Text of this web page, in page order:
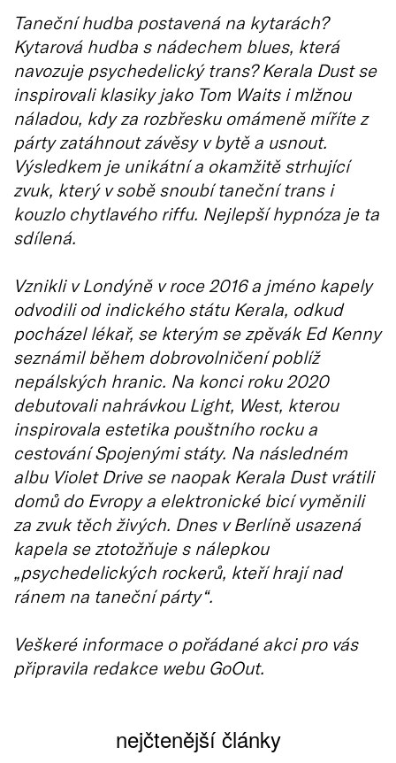
Taneční hudba postavená na kytarách?
Kytarová hudba s nádechem blues, která
navozuje psychedelický trans? Kerala Dust se
inspirovali klasiky jako Tom Waits i mlžnou
náladou, kdy za rozbřesku omámeně míříte z
párty zatáhnout závěsy v bytě a usnout.
Výsledkem je unikátní a okamžitě strhující
zvuk, který v sobě snoubí taneční trans i
kouzlo chytlavého riffu. Nejlepší hypnóza je ta
sdílená.
Vznikli v Londýně v roce 2016 a jméno kapely
odvodili od indického státu Kerala, odkud
pocházel lékař, se kterým se zpěvák Ed Kenny
seznámil během dobrovolničení poblíž
nepálských hranic. Na konci roku 2020
debutovali nahrávkou Light, West, kterou
inspirovala estetika pouštního rocku a
cestování Spojenými státy. Na následném
albu Violet Drive se naopak Kerala Dust vrátili
domů do Evropy a elektronické bicí vyměnili
za zvuk těch živých. Dnes v Berlíně usazená
kapela se ztotožňuje s nálepkou
„psychedelických rockerů, kteří hrají nad
ránem na taneční párty“.
Veškeré informace o pořádané akci pro vás
připravila redakce webu GoOut.
nejčtenější články